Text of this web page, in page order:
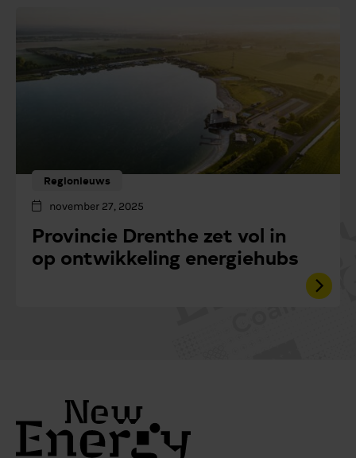
Regionieuws
november 27, 2025
Provincie Drenthe zet vol in
op ontwikkeling energiehubs